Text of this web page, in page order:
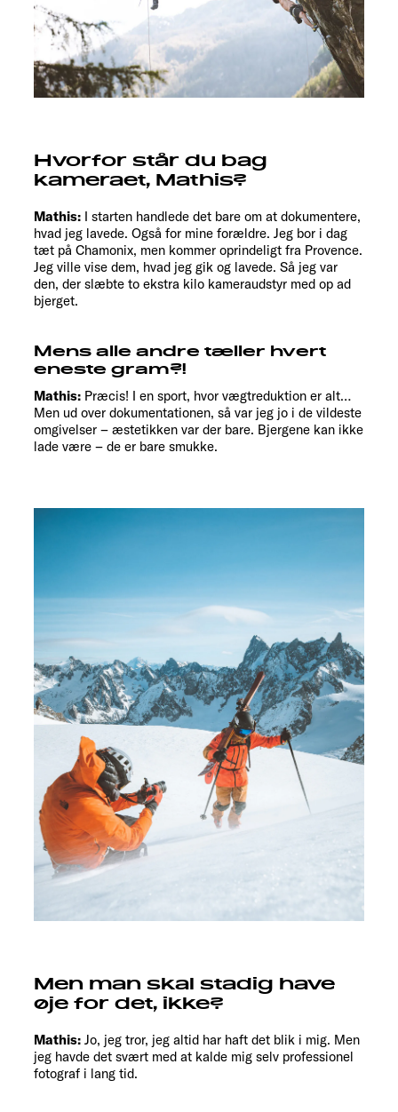
Hvorfor står du bag
kameraet, Mathis?
Mathis: I starten handlede det bare om at dokumentere,
hvad jeg lavede. Også for mine forældre. Jeg bor i dag
tæt på Chamonix, men kommer oprindeligt fra Provence.
Jeg ville vise dem, hvad jeg gik og lavede. Så jeg var
den, der slæbte to ekstra kilo kameraudstyr med op ad
bjerget.
Mens alle andre tæller hvert
eneste gram?!
Mathis: Præcis! I en sport, hvor vægtreduktion er alt…
Men ud over dokumentationen, så var jeg jo i de vildeste
omgivelser – æstetikken var der bare. Bjergene kan ikke
lade være – de er bare smukke.
Men man skal stadig have
øje for det, ikke?
Mathis: Jo, jeg tror, jeg altid har haft det blik i mig. Men
jeg havde det svært med at kalde mig selv professionel
fotograf i lang tid.